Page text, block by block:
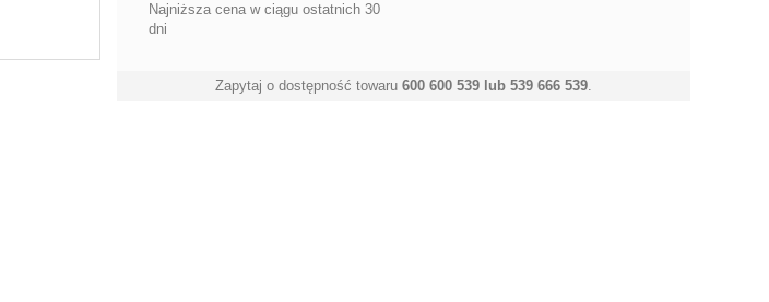
Najniższa cena w ciągu ostatnich 30
dni
Zapytaj o dostępność towaru 600 600 539 lub 539 666 539.